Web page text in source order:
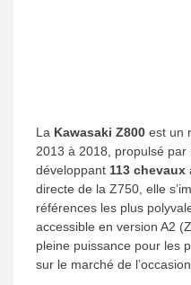
La Kawasaki Z800 est un
2013 à 2018, propulsé par
développant 113 chevaux
directe de la Z750, elle
références les plus
accessible en version A2
pleine puissance pour les
sur le marché de